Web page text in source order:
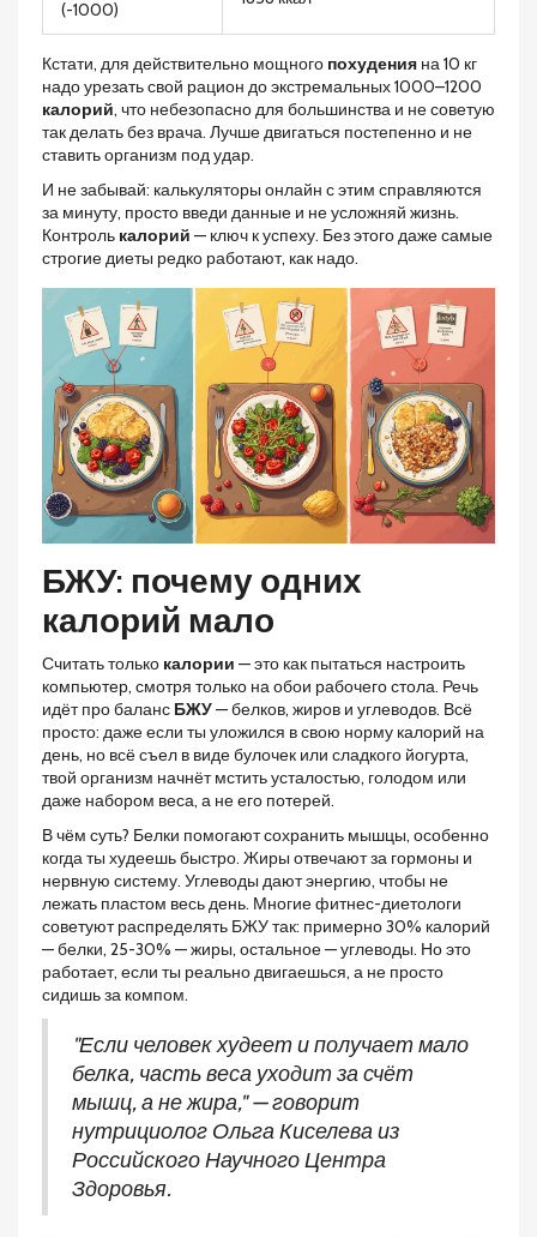
(-1000)
Кстати, для действительно мощного похудения на 10 кг
надо урезать свой рацион до экстремальных 1000–1200
калорий, что небезопасно для большинства и не советую
так делать без врача. Лучше двигаться постепенно и не
ставить организм под удар.
И не забывай: калькуляторы онлайн с этим справляются
за минуту, просто введи данные и не усложняй жизнь.
Контроль калорий — ключ к успеху. Без этого даже самые
строгие диеты редко работают, как надо.
БЖУ: почему одних
калорий мало
Считать только калории — это как пытаться настроить
компьютер, смотря только на обои рабочего стола. Речь
идёт про баланс БЖУ— белков, жиров и углеводов. Всё
просто: даже если ты уложился в свою норму калорий на
день, но всё съел в виде булочек или сладкого йогурта,
твой организм начнёт мстить усталостью, голодом или
даже набором веса, а не его потерей.
В чём суть? Белки помогают сохранить мышцы, особенно
когда ты худеешь быстро. Жиры отвечают за гормоны и
нервную систему. Углеводы дают энергию, чтобы не
лежать пластом весь день. Многие фитнес-диетологи
советуют распределять БЖУ так: примерно 30% калорий
— белки, 25-30% — жиры, остальное — углеводы. Но это
работает, если ты реально двигаешься, а не просто
сидишь за компом.
"Если человек худеет и получает мало
белка, часть веса уходит за счёт
мышц, а не жира," — говорит
нутрициолог Ольга Киселева из
Российского Научного Центра
Здоровья.